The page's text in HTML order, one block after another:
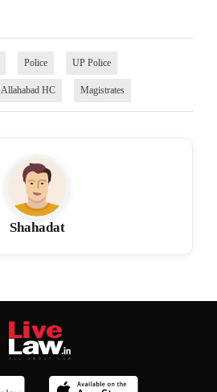
Police UP Police
Allahabad HC Magistrates
Shahadat